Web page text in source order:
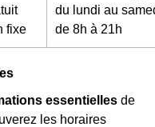
fixe
du lundi au
de 8h à 21h
essentielles de
les horaires